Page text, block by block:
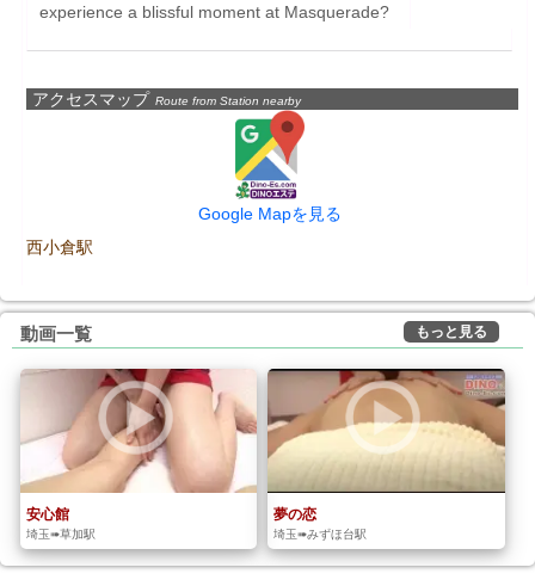
experience a blissful moment at Masquerade?
アクセスマップ Route from Station nearby
Google Mapを見る
西小倉駅
動画一覧 もっと見る
安心館
埼玉➠草加駅
夢の恋
埼玉➠みずほ台駅